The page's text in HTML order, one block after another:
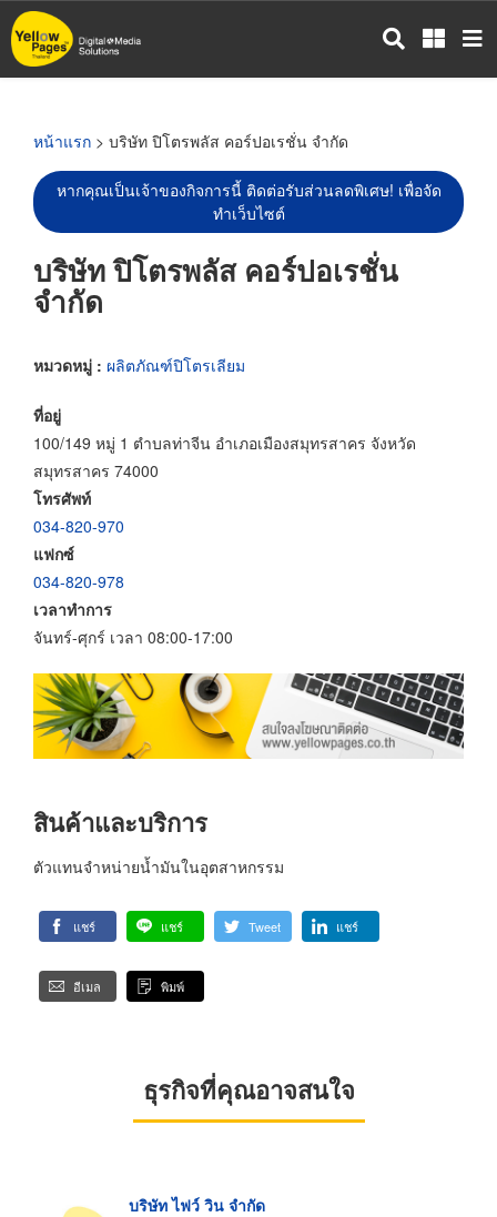
ข้าม
ไป
หน้าแรก > บริษัท ปิโตรพลัส คอร์ปอเรชั่น จำกัด
หากคุณเป็นเจ้าของกิจการนี้ ติดต่อรับส่วนลดพิเศษ! เพื่อจัด
ทำเว็บไซต์
บริษัท ปิโตรพลัส คอร์ปอเรชั่น
จำกัด
หมวดหมู่ : ผลิตภัณฑ์ปิโตรเลียม
ที่อยู่
100/149 หมู่ 1 ตำบลท่าจีน อำเภอเมืองสมุทรสาคร จังหวัด
สมุทรสาคร 74000
โทรศัพท์
034-820-970
แฟกซ์
034-820-978
เวลาทำการ
จันทร์-ศุกร์ เวลา 08:00-17:00
สินค้าและบริการ
ตัวแทนจำหน่ายน้ำมันในอุตสาหกรรม
แชร์ แชร์ Tweet แชร์
อีเมล พิมพ์
ธุรกิจที่คุณอาจสนใจ
บริษัท ไฟว์ วิน จำกัด